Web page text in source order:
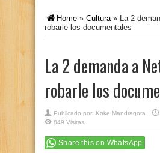
Home » Cultura» La 2
robarle los documentales
La 2 demanda a
robarle los
Publicado por: Koke Mandragora
849 Visitas
Share this on WhatsApp